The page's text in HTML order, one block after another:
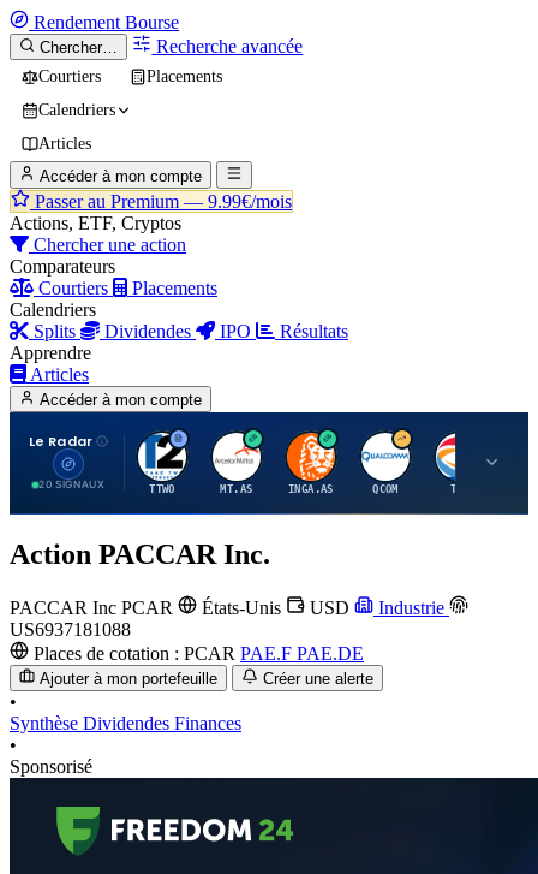
Rendement Bourse
Chercher… Recherche avancée
Courtiers
Placements
Calendriers
Articles
Accéder à mon compte
Passer au Premium — 9.99€/mois
Actions, ETF, Cryptos
Chercher une action
Comparateurs
Courtiers
Placements
Calendriers
Splits
Dividendes IPO
Résultats
Apprendre
Articles
Accéder à mon compte
Le Radar
20 SIGNAUX
T
TTWO
A
MT.AS
I
INGA.AS
Q
QCOM
T
TTE
Action PACCAR Inc.
PACCAR Inc PCAR États-Unis USD
Industrie
US6937181088
Places de cotation : PCAR PAE.F PAE.DE
Ajouter à mon portefeuille Créer une alerte
•
Synthèse Dividendes Finances
•
Sponsorisé